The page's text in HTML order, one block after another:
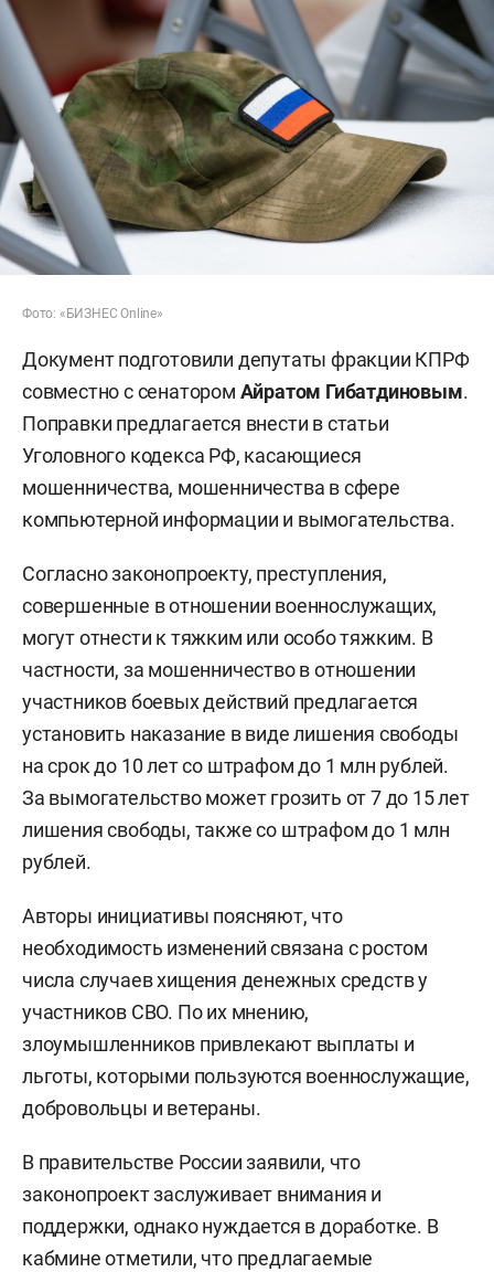
Фото: «БИЗНЕС Online»
Документ подготовили депутаты фракции КПРФ
совместно с сенатором Айратом Гибатдиновым.
Поправки предлагается внести в статьи
Уголовного кодекса РФ, касающиеся
мошенничества, мошенничества в сфере
компьютерной информации и вымогательства.
Согласно законопроекту, преступления,
совершенные в отношении военнослужащих,
могут отнести к тяжким или особо тяжким. В
частности, за мошенничество в отношении
участников боевых действий предлагается
установить наказание в виде лишения свободы
на срок до 10 лет со штрафом до 1 млн рублей.
За вымогательство может грозить от 7 до 15 лет
лишения свободы, также со штрафом до 1 млн
рублей.
Авторы инициативы поясняют, что
необходимость изменений связана с ростом
числа случаев хищения денежных средств у
участников СВО. По их мнению,
злоумышленников привлекают выплаты и
льготы, которыми пользуются военнослужащие,
добровольцы и ветераны.
В правительстве России заявили, что
законопроект заслуживает внимания и
поддержки, однако нуждается в доработке. В
кабмине отметили, что предлагаемые